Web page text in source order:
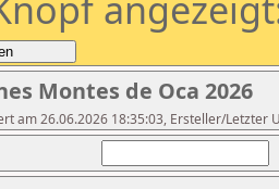
Montes de Oca 2026
am 26.06.2026 18:35:03, Ersteller/Letzter